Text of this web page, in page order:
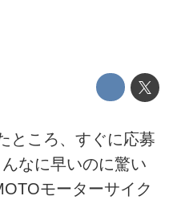
ところ、すぐに応募
なに早いのに驚い
モーターサイク